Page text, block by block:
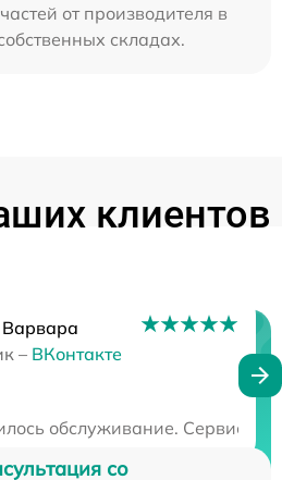
от производителя в
складах.
клиентов
– ВКонтакте
обслуживание. Сервис
со